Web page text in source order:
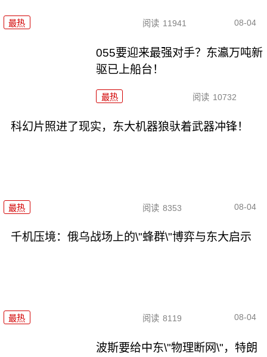
最热 阅读 11941 08-04
055要迎来最强对手？东瀛万吨新
驱已上船台！
最热 阅读 10732
科幻片照进了现实，东大机器狼驮着武器冲锋！
最热 阅读 8353 08-04
千机压境：俄乌战场上的\"蜂群\"博弈与东大启示
最热 阅读 8119 08-04
波斯要给中东\"物理断网\"，特朗